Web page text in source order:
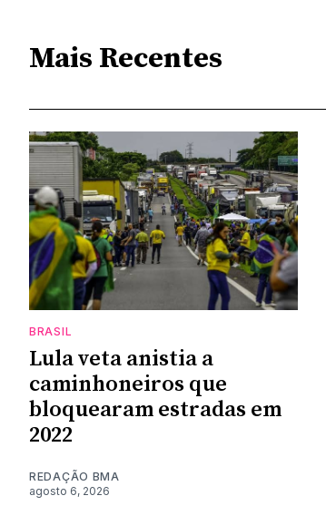
Mais Recentes
BRASIL
Lula veta anistia a
caminhoneiros que
bloquearam estradas em
2022
REDAÇÃO BMA
agosto 6, 2026